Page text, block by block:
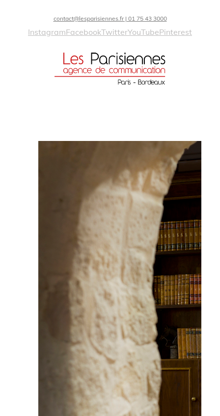
contact@lesparisiennes.fr | 01 75 43 3000
InstagramFacebookTwitterYouTubePinterest